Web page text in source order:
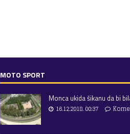
MOTO SPORT
Monca ukida šikanu da bi
16.12.2018. 00:37